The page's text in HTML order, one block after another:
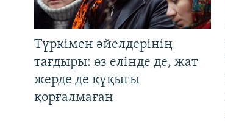
Түркімен әйелдерінің
тағдыры: өз елінде де, жат
жерде де құқығы
қорғалмаған